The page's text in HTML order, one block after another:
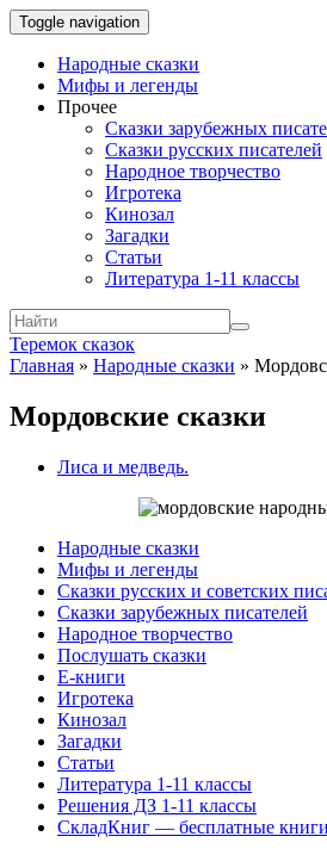
Toggle navigation
Народные сказки
Мифы и легенды
Прочее
Сказки зарубежных
Сказки русских писателей
Народное творчество
Игротека
Кинозал
Загадки
Статьи
Литература 1-11 классы
Теремок сказок
Главная » Народные сказки »
Мордовские сказки
Лиса и медведь.
Народные сказки
Мифы и легенды
Сказки русских и советских
Сказки зарубежных писателей
Народное творчество
Послушать сказки
Е-книги
Игротека
Кинозал
Загадки
Статьи
Литература 1-11 классы
Решения ДЗ 1-11 классы
СкладКниг — бесплатные книги